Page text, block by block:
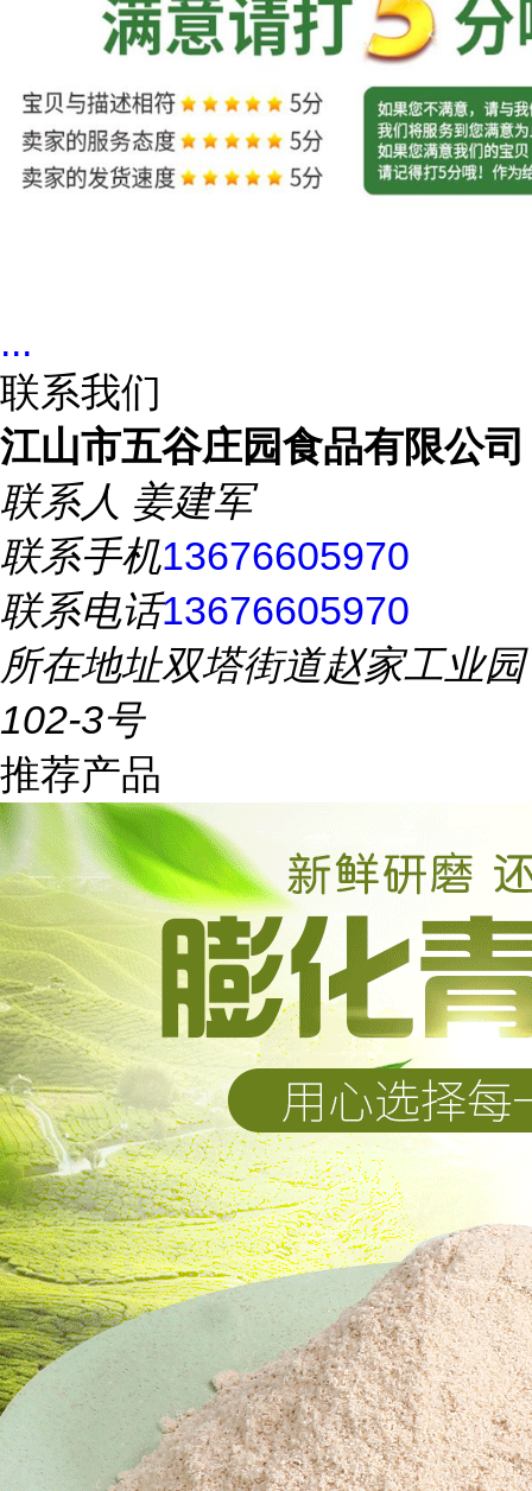
...
联系我们
江山市五谷庄园食品有限公司
联系人 姜建军
联系手机13676605970
联系电话13676605970
所在地址双塔街道赵家工业园
102-3号
推荐产品